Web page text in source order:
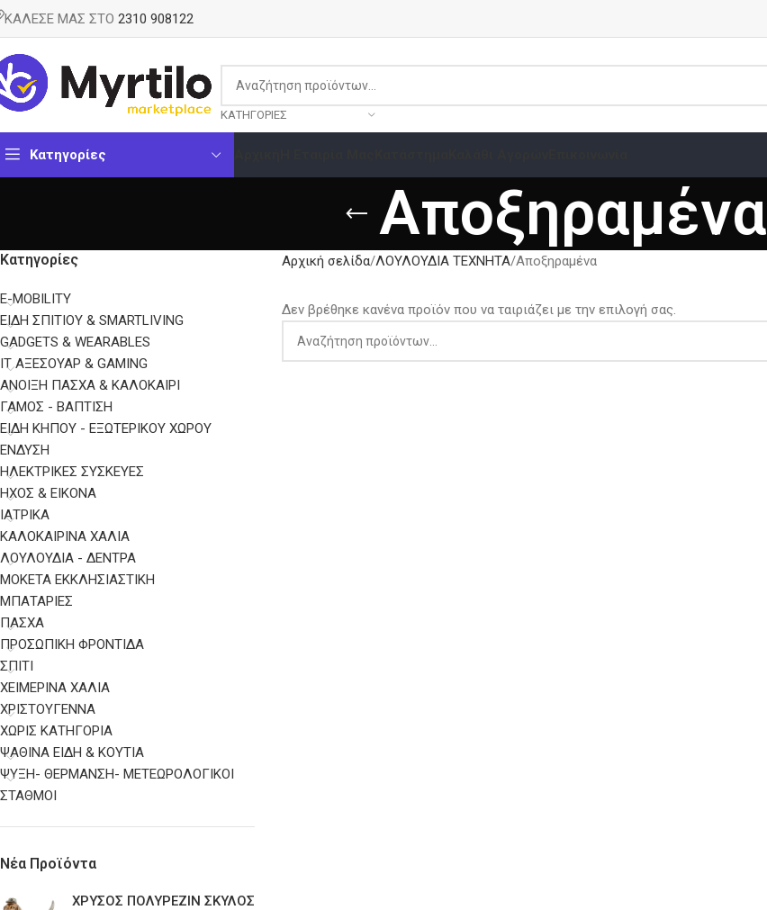
ΚΑΛΕΣΕ ΜΑΣ ΣΤΟ 2310 908122
ΚΑΤΗΓΟΡΊΕΣ
Κατηγορίες
Αποξηραμένα
Κατηγορίες
E-MOBILITY
EΊΔΗ ΣΠΙΤΙΟΎ & SMARTLIVING
GADGETS & WEARABLES
IT ΑΞΕΣΟΥΆΡ & GAMING
ΑΝΟΙΞΗ ΠΑΣΧΑ & ΚΑΛΟΚΑΙΡΙ
ΓΑΜΟΣ - ΒΑΠΤΙΣΗ
ΕΙΔΗ ΚΗΠΟΥ - ΕΞΩΤΕΡΙΚΟΥ ΧΩΡΟΥ
ΈΝΔΥΣΗ
ΗΛΕΚΤΡΙΚΈΣ ΣΥΣΚΕΥΈΣ
ΉΧΟΣ & ΕΙΚΌΝΑ
ΙΑΤΡΙΚΆ
ΚΑΛΟΚΑΙΡΙΝΑ ΧΑΛΙΑ
ΛΟΥΛΟΥΔΙΑ - ΔΕΝΤΡΑ
ΜΟΚΕΤΑ ΕΚΚΛΗΣΙΑΣΤΙΚΗ
ΜΠΑΤΑΡΊΕΣ
ΠΑΣΧΑ
ΠΡΟΣΩΠΙΚΉ ΦΡΟΝΤΊΔΑ
ΣΠΙΤΙ
ΧΕΙΜΕΡΙΝΑ ΧΑΛΙΑ
ΧΡΙΣΤΟΥΓΕΝΝΑ
ΧΩΡΊΣ ΚΑΤΗΓΟΡΊΑ
ΨΑΘΙΝΑ ΕΙΔΗ & ΚΟΥΤΙΑ
ΨΎΞΗ- ΘΈΡΜΑΝΣΗ- ΜΕΤΕΩΡΟΛΟΓΙΚΟΊ
ΣΤΑΘΜΟΊ
Νέα Προϊόντα
ΧΡΥΣΟΣ ΠΟΛΥΡΕΖΙΝ ΣΚΥΛΟΣ
Αρχική σελίδα ΛΟΥΛΟΥΔΙΑ ΤΕΧΝΗΤΑ Αποξηραμένα
Δεν βρέθηκε κανένα προϊόν που να ταιριάζει με την επιλογή σας.